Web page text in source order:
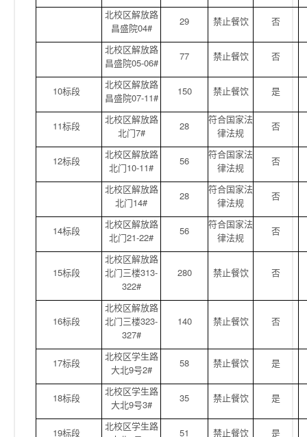
北校区解放路
昌盛院04#
29 禁止餐饮 否
北校区解放路
昌盛院05-06#
77 禁止餐饮 否
10标段
北校区解放路
昌盛院07-11#
150 禁止餐饮 是
11标段
北校区解放路
北门7#
28
符合国家法
律法规
否
12标段
北校区解放路
北门10-11#
56
符合国家法
律法规
否
北校区解放路
北门14#
28
符合国家法
律法规
否
14标段
北校区解放路
北门21-22#
56
符合国家法
律法规
否
15标段
北校区解放路
北门三楼313-
322#
280 禁止餐饮 否
16标段
北校区解放路
北门三楼323-
327#
140 禁止餐饮 否
17标段
北校区学生路
大北9号2#
58 禁止餐饮 是
18标段
北校区学生路
大北9号3#
35 禁止餐饮 是
19标段
北校区学生路
51 禁止餐饮 是